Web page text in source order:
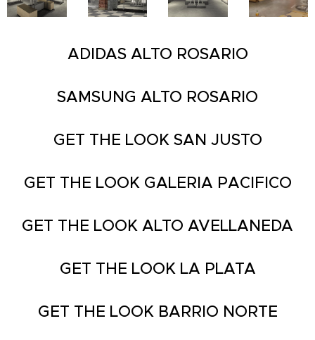
ADIDAS ALTO ROSARIO
SAMSUNG ALTO ROSARIO
GET THE LOOK SAN JUSTO
GET THE LOOK GALERIA PACIFICO
GET THE LOOK ALTO AVELLANEDA
GET THE LOOK LA PLATA
GET THE LOOK BARRIO NORTE